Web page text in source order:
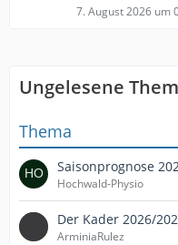
7. August 2026 um
Ungelesene
Thema
Saisonprognose
Hochwald-Physio
Der Kader 2026/
ArminiaRulez